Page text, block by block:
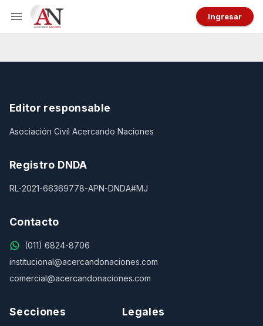
Ingresar
Editor responsable
Asociación Civil Acercando Naciones
Registro DNDA
RL-2021-66369778-APN-DNDA#MJ
Contacto
(011) 6824-8706
institucional@acercandonaciones.com
comercial@acercandonaciones.com
Secciones Legales